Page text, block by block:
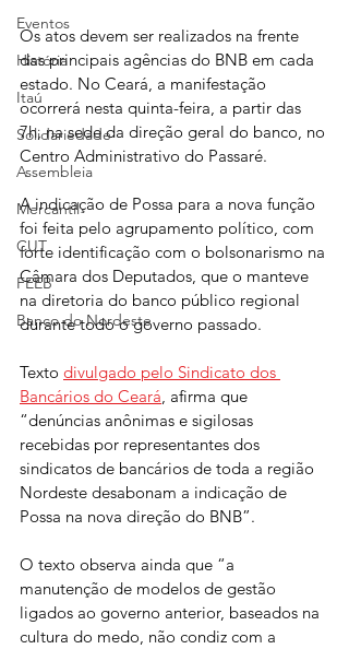
Eventos
História
Itaú
Solidariedade
Assembleia
Mercantil
CUT
FEEB
Banco do Nordeste
Os atos devem ser realizados na frente
das principais agências do BNB em cada
estado. No Ceará, a manifestação
ocorrerá nesta quinta-feira, a partir das
7h, na sede da direção geral do banco, no
Centro Administrativo do Passaré.
A indicação de Possa para a nova função
foi feita pelo agrupamento político, com
forte identificação com o bolsonarismo na
Câmara dos Deputados, que o manteve
na diretoria do banco público regional
durante todo o governo passado.
Texto divulgado pelo Sindicato dos
Bancários do Ceará, afirma que
“denúncias anônimas e sigilosas
recebidas por representantes dos
sindicatos de bancários de toda a região
Nordeste desabonam a indicação de
Possa na nova direção do BNB”.
O texto observa ainda que “a
manutenção de modelos de gestão
ligados ao governo anterior, baseados na
cultura do medo, não condiz com a